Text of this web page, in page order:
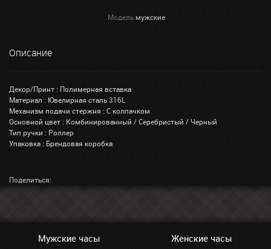
Модель:мужские
Описание
Декор/Принт : Полимерная вставка
Материал : Ювелирная сталь 316L
Механизм подачи стержня : С колпачком
Основной цвет : Комбинированный / Серебристый / Черный
Тип ручки : Роллер
Упаковка : Брендовая коробка
Поделиться:
Мужские часы Женские часы